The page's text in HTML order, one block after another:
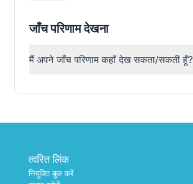
जाँच परिणाम देखना
मैं अपने जाँच परिणाम कहाँ देख सकता/सकती हूँ?
त्वरित लिंक
नियुक्ति बुक करें